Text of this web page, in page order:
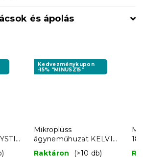
és ápolás
Kedvezménykupon
-15% "MINUSZ15"
Mikroplüss
ágyneműhuzat KELVIO
zöld
Raktáron (>10 db)